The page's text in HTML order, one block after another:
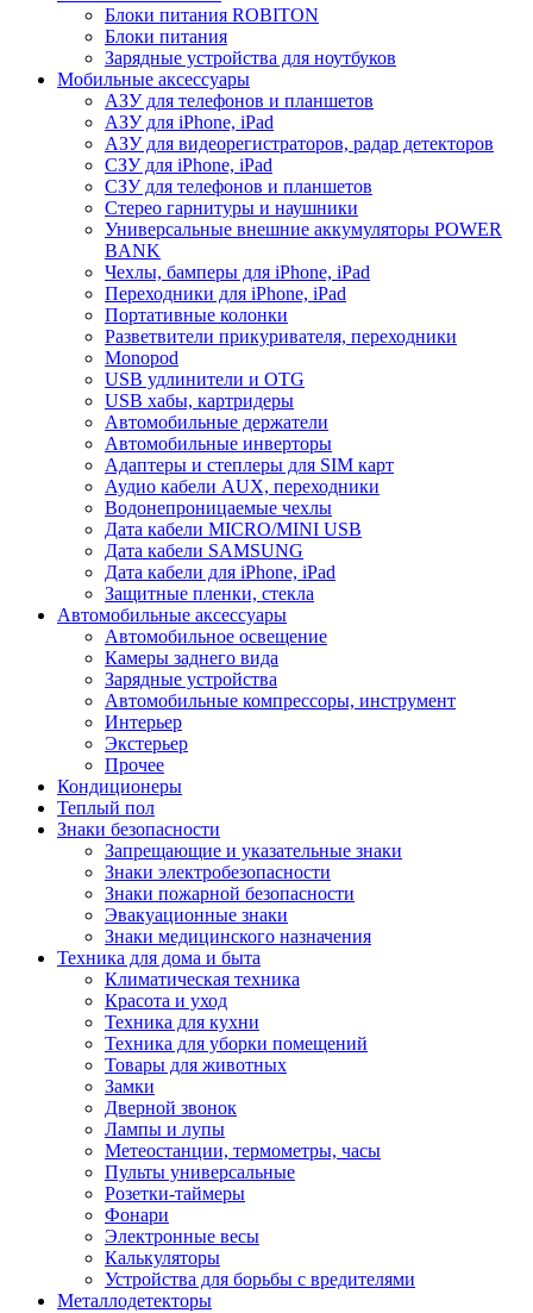
Блоки питания ROBITON
Блоки питания
Зарядные устройства для ноутбуков
Мобильные аксессуары
АЗУ для телефонов и планшетов
АЗУ для iPhone, iPad
АЗУ для видеорегистраторов, радар детекторов
СЗУ для iPhone, iPad
СЗУ для телефонов и планшетов
Стерео гарнитуры и наушники
Универсальные внешние аккумуляторы POWER
BANK
Чехлы, бамперы для iPhone, iPad
Переходники для iPhone, iPad
Портативные колонки
Разветвители прикуривателя, переходники
Monopod
USB удлинители и OTG
USB хабы, картридеры
Автомобильные держатели
Автомобильные инверторы
Адаптеры и степлеры для SIM карт
Аудио кабели AUX, переходники
Водонепроницаемые чехлы
Дата кабели MICRO/MINI USB
Дата кабели SAMSUNG
Дата кабели для iPhone, iPad
Защитные пленки, стекла
Автомобильные аксессуары
Автомобильное освещение
Камеры заднего вида
Зарядные устройства
Автомобильные компрессоры, инструмент
Интерьер
Экстерьер
Прочее
Кондиционеры
Теплый пол
Знаки безопасности
Запрещающие и указательные знаки
Знаки электробезопасности
Знаки пожарной безопасности
Эвакуационные знаки
Знаки медицинского назначения
Техника для дома и быта
Климатическая техника
Красота и уход
Техника для кухни
Техника для уборки помещений
Товары для животных
Замки
Дверной звонок
Лампы и лупы
Метеостанции, термометры, часы
Пульты универсальные
Розетки-таймеры
Фонари
Электронные весы
Калькуляторы
Устройства для борьбы с вредителями
Металлодетекторы